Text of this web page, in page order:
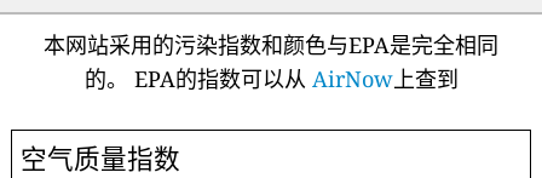
本网站采用的污染指数和颜色与EPA是完全相同
的。 EPA的指数可以从 AirNow上查到
空气质量指数